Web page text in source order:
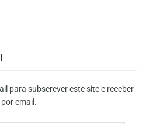
para subscrever este site e receber
email.